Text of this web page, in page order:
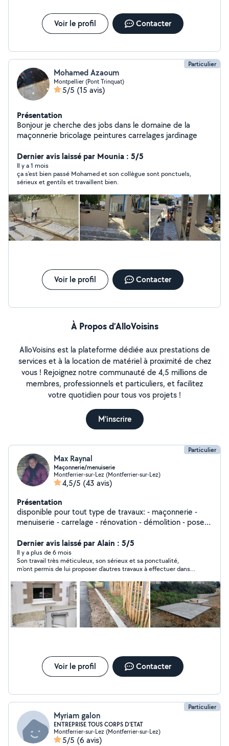
Voir le profil Contacter
Particulier
Mohamed Azaoum
Montpellier (Pont Trinquat)
5/5 (15 avis)
Présentation
Bonjour je cherche des jobs dans le domaine de la
maçonnerie bricolage peintures carrelages jardinage
Dernier avis laissé par Mounia : 5/5
Il y a 1 mois
ça s'est bien passé Mohamed et son collègue sont ponctuels,
sérieux et gentils et travaillent bien.
Voir le profil Contacter
À Propos d’AlloVoisins
AlloVoisins est la plateforme dédiée aux prestations de
services et à la location de matériel à proximité de chez
vous ! Rejoignez notre communauté de 4,5 millions de
membres, professionnels et particuliers, et facilitez
votre quotidien pour tous vos projets !
M'inscrire
Particulier
Max Raynal
Maçonnerie/menuiserie
Montferrier-sur-Lez (Montferrier-sur-Lez)
4,5/5 (43 avis)
Présentation
disponible pour tout type de travaux: - maçonnerie -
menuiserie - carrelage - rénovation - démolition - pose
montage cuisine - entretien d'espace vert - et bien
d'autres Je dispose d'un fourgon et je suis outillé En
l'attente de vos propositions n'hesitez pas à me
contacter pour toute question ou Conseil.
Cordialement Maxime
Dernier avis laissé par Alain : 5/5
Il y a plus de 6 mois
Son travail très méticuleux, son sérieux et sa ponctualité,
m'ont permis de lui proposer d'autres travaux à effectuer dans
de services. Je conseille cette personne très sympathique de
surcroit
Voir le profil Contacter
Particulier
Myriam galon
ENTREPRISE TOUS CORPS D'ETAT
Montferrier-sur-Lez (Montferrier-sur-Lez)
5/5 (6 avis)